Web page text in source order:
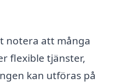
notera att många
flexible tjänster,
kan utföras på